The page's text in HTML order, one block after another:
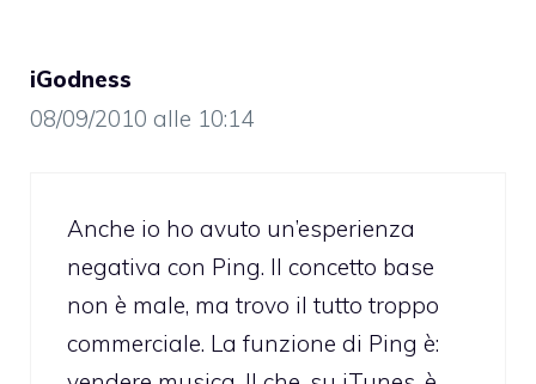
iGodness
08/09/2010 alle 10:14
Anche io ho avuto un’esperienza
negativa con Ping. Il concetto base
non è male, ma trovo il tutto troppo
commerciale. La funzione di Ping è: